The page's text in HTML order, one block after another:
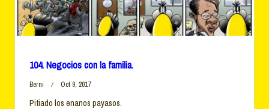
104. Negocios con la familia.
Berni Oct 9, 2017
Pitiado los enanos payasos.